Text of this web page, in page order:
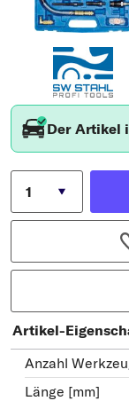
Der Artikel
Artikel-
Anzahl
Länge [mm]